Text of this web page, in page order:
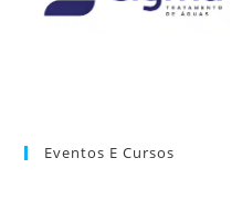
Eventos E Cursos